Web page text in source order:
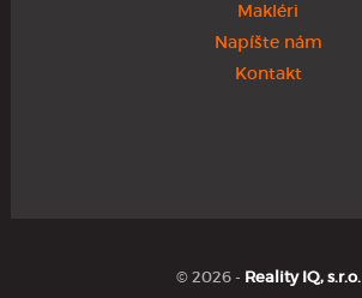
Makléri
Napíšte nám
Kontakt
© 2026 - Reality IQ, s.r.o.